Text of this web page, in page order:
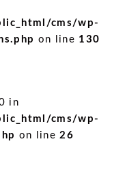
cms/wp-
on line 130
in
cms/wp-
on line26